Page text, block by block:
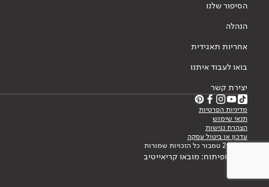
הסיפור שלנו
הנהלה
אחריות תאגידית
בואו לעבוד איתנו
יצירת קשר
מדיניות הפרטיות
תנאי שימוש
הצהרת נגישות
עדכון או ביטול עסקה
עיצוב ופיתוח: מובאו קריאייטיב